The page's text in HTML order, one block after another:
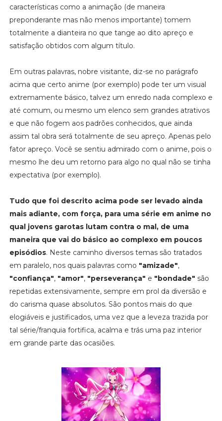
características como a animação (de maneira
preponderante mas não menos importante) tomem
totalmente a dianteira no que tange ao dito apreço e
satisfação obtidos com algum título.
Em outras palavras, nobre visitante, diz-se no parágrafo
acima que certo anime (por exemplo) pode ter um visual
extremamente básico, talvez um enredo nada complexo e
até comum, ou mesmo um elenco sem grandes atrativos
e que não fogem aos padrões conhecidos, que ainda
assim tal obra será totalmente de seu apreço. Apenas pelo
fator apreço. Você se sentiu admirado com o anime, pois o
mesmo lhe deu um retorno para algo no qual não se tinha
expectativa (por exemplo).
Tudo que foi descrito acima pode ser levado ainda
mais adiante, com força, para uma série em anime no
qual jovens garotas lutam contra o mal, de uma
maneira que vai do básico ao complexo em poucos
episódios. Neste caminho diversos temas são tratados
em paralelo, nos quais palavras como "amizade",
"confiança", "amor", "perseverança" e "bondade" são
repetidas extensivamente, sempre em prol da diversão e
do carisma quase absolutos. São pontos mais do que
elogiáveis e justificados, uma vez que a leveza trazida por
tal série/franquia fortifica, acalma e trás uma paz interior
em grande parte das ocasiões.